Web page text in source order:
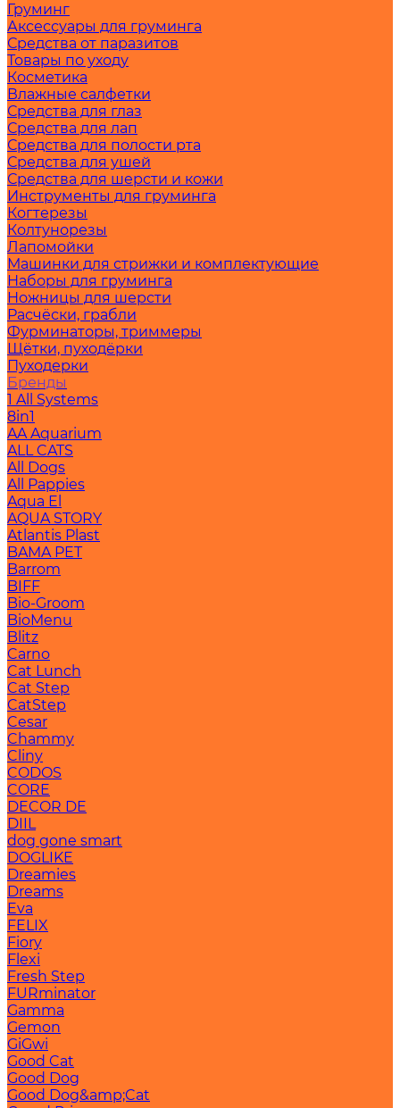
Груминг
Аксессуары для груминга
Средства от паразитов
Товары по уходу
Косметика
Влажные салфетки
Средства для глаз
Средства для лап
Средства для полости рта
Средства для ушей
Средства для шерсти и кожи
Инструменты для груминга
Когтерезы
Колтунорезы
Лапомойки
Машинки для стрижки и комплектующие
Наборы для груминга
Ножницы для шерсти
Расчёски, грабли
Фурминаторы, триммеры
Щётки, пуходёрки
Пуходерки
Бренды
1 All Systems
8in1
AA Aquarium
ALL CATS
All Dogs
All Pappies
Aqua El
AQUA STORY
Atlantis Plast
BAMA PET
Barrom
BIFF
Bio-Groom
BioMenu
Blitz
Carno
Cat Lunch
Cat Step
CatStep
Cesar
Chammy
Cliny
CODOS
CORE
DECOR DE
DIIL
dog gone smart
DOGLIKE
Dreamies
Dreams
Eva
FELIX
Fiory
Flexi
Fresh Step
FURminator
Gamma
Gemon
GiGwi
Good Cat
Good Dog
Good Dog&amp;Cat